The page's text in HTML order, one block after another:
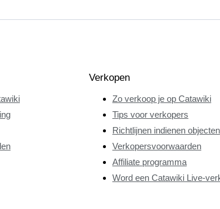
Verkopen
Zo verkoop je op Catawiki
Tips voor verkopers
Richtlijnen indienen objecten
Verkopersvoorwaarden
Affiliate programma
Word een Catawiki Live-